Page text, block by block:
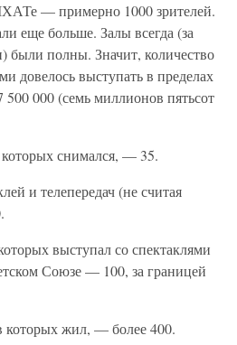
— примерно 1000 зрителей.
еще больше. Залы всегда (за
были полны. Значит, количество
довелось выступать в пределах
000 (семь миллионов пятьсот
снимался, — 35.
и телепередач (не считая
выступал со спектаклями
Союзе — 100, за границей
которых жил, — более 400.